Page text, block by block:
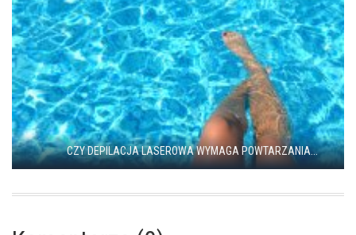
CZY DEPILACJA LASEROWA WYMAGA POWTARZANIA...